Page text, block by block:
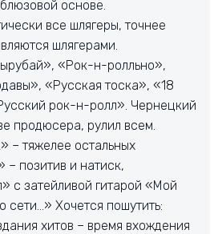
основе.
все шлягеры, точнее
шлягерами.
«Рок-н-ролльно»,
«Русская тоска», «18
рок-н-ролл». Чернецкий
продюсера, рулил всем.
– тяжелее остальных
позитив и натиск,
с затейливой гитарой «Мой
сети…» Хочется пошутить:
хитов – время вхождения